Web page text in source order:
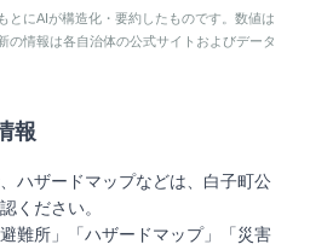
とにAIが構造化・要約したものです。数値は
の情報は各自治体の公式サイトおよびデータ
報
ハザードマップなどは、 白子町公
ください。
難所」「ハザードマップ」「災害